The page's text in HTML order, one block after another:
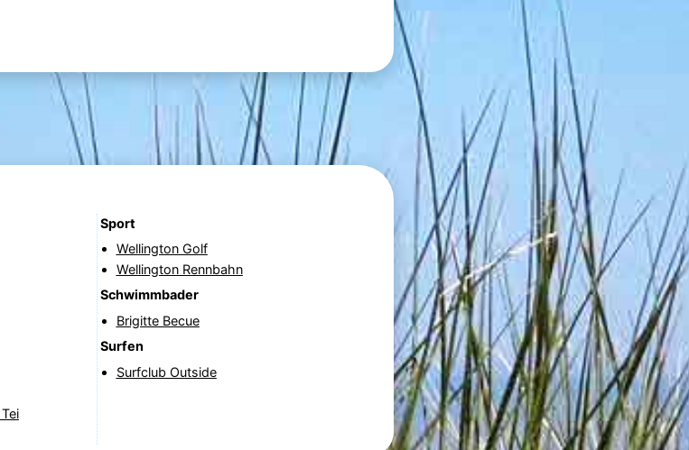
Sport
Wellington Golf
Wellington Rennbahn
Schwimmbader
Brigitte Becue
Surfen
Surfclub Outside